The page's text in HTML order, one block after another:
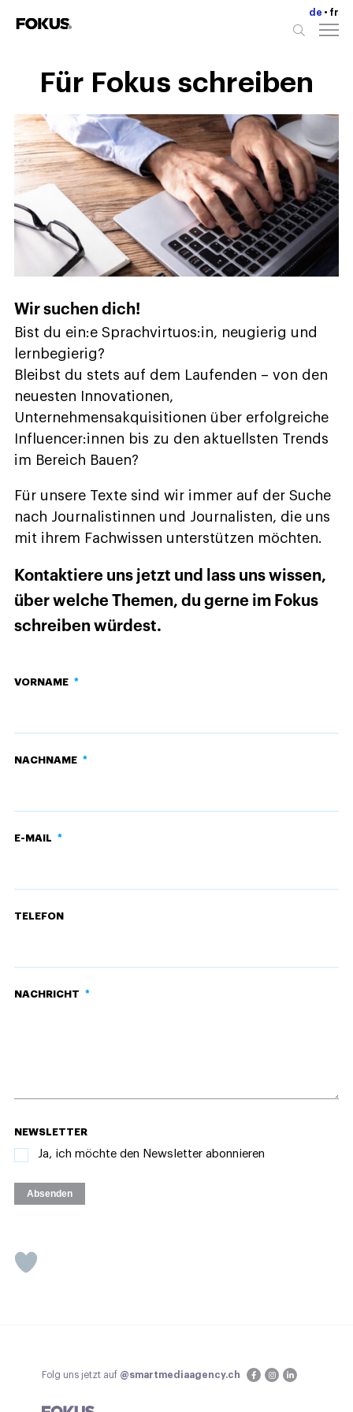
de fr
Für Fokus schreiben
Wir suchen dich!
Bist du ein:e Sprachvirtuos:in, neugierig und
lernbegierig?
Bleibst du stets auf dem Laufenden – von den
neuesten Innovationen,
Unternehmensakquisitionen über erfolgreiche
Influencer:innen bis zu den aktuellsten Trends
im Bereich Bauen?
Für unsere Texte sind wir immer auf der Suche
nach Journalistinnen und Journalisten, die uns
mit ihrem Fachwissen unterstützen möchten.
Kontaktiere uns jetzt und lass uns wissen,
über welche Themen, du gerne im Fokus
schreiben würdest.
VORNAME *
NACHNAME *
E-MAIL *
TELEFON
NACHRICHT *
NEWSLETTER
Ja, ich möchte den Newsletter abonnieren
Absenden
Folg uns jetzt auf @smartmediaagency.ch